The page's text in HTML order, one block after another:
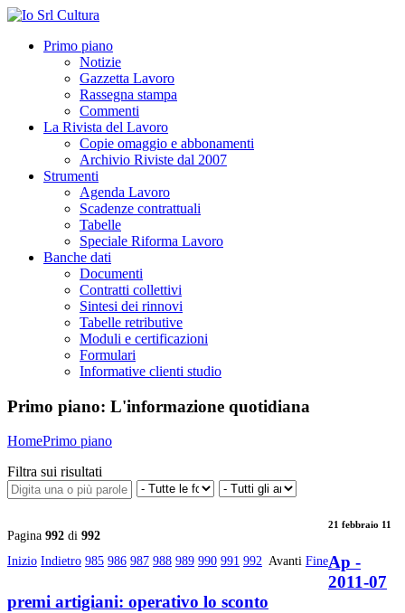
Primo piano
Notizie
Gazzetta Lavoro
Rassegna stampa
Commenti
La Rivista del Lavoro
Copie omaggio e abbonamenti
Archivio Riviste dal 2007
Strumenti
Agenda Lavoro
Scadenze contrattuali
Tabelle
Speciale Riforma Lavoro
Banche dati
Documenti
Contratti collettivi
Sintesi dei rinnovi
Tabelle retributive
Moduli e certificazioni
Formulari
Informative clienti studio
Primo piano: L'informazione quotidiana
HomePrimo piano
Filtra sui risultati
Pagina 992 di 992
Inizio Indietro 985 986 987 988 989 990 991 992 Avanti Fine
21 febbraio 11
Ap -
2011-07
premi artigiani: operativo lo sconto